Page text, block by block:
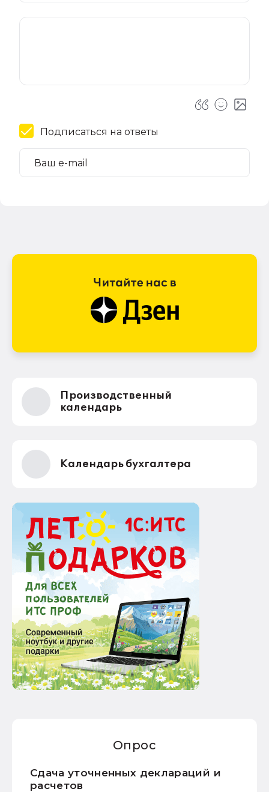
Подписаться на ответы
Производственный
календарь
Календарь бухгалтера
Опрос
Сдача уточненных деклараций и
расчетов